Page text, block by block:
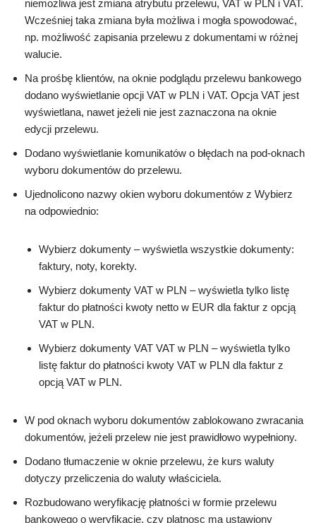
niemożliwa jest zmiana atrybutu przelewu, VAT w PLN i VAT.
Wcześniej taka zmiana była możliwa i mogła spowodować,
np. możliwość zapisania przelewu z dokumentami w różnej
walucie.
Na prośbę klientów, na oknie podglądu przelewu bankowego
dodano wyświetlanie opcji VAT w PLN i VAT. Opcja VAT jest
wyświetlana, nawet jeżeli nie jest zaznaczona na oknie
edycji przelewu.
Dodano wyświetlanie komunikatów o błędach na pod-oknach
wyboru dokumentów do przelewu.
Ujednolicono nazwy okien wyboru dokumentów z Wybierz
na odpowiednio:
Wybierz dokumenty – wyświetla wszystkie dokumenty:
faktury, noty, korekty.
Wybierz dokumenty VAT w PLN – wyświetla tylko listę
faktur do płatności kwoty netto w EUR dla faktur z opcją
VAT w PLN.
Wybierz dokumenty VAT VAT w PLN – wyświetla tylko
listę faktur do płatności kwoty VAT w PLN dla faktur z
opcją VAT w PLN.
W pod oknach wyboru dokumentów zablokowano zwracania
dokumentów, jeżeli przelew nie jest prawidłowo wypełniony.
Dodano tłumaczenie w oknie przelewu, że kurs waluty
dotyczy przeliczenia do waluty właściciela.
Rozbudowano weryfikację płatności w formie przelewu
bankowego o weryfikacje, czy platnosc ma ustawiony